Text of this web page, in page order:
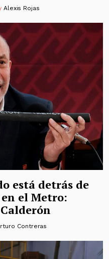
Alexis Rojas
está detrás de
el Metro:
Contreras